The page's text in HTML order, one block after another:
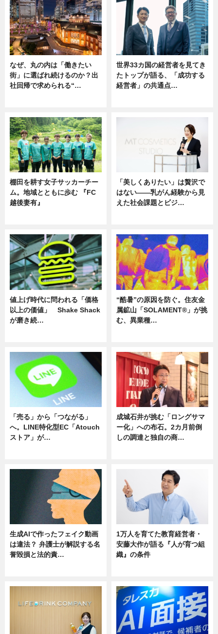
なぜ、丸の内は「働きたい
街」に選ばれ続けるのか？出
社回帰で求められる“…
世界33カ国の経営者を見てき
たトップが語る、「成功する
経営者」の共通点…
棚田を耕す女子サッカーチー
ム。地域とともに歩む 『FC
越後妻有』
「美しくありたい」は贅沢で
はない――乳がん経験から見
えた社会課題とビジ…
値上げ時代に問われる「価格
以上の価値」 Shake Shack
が磨き続…
“酷暑”の原因を防ぐ。住友金
属鉱山「SOLAMENT®」が挑
む、異業種…
「売る」から「つながる」
へ。LINE特化型EC「Atouch
ストア」が…
成城石井が挑む「ロングサマ
ー化」への布石。2カ月前倒
しの調達と独自の商…
生成AIで作ったフェイク動画
は違法？ 弁護士が解説する名
誉毀損と法的責…
1万人を育てた教育経営者・
安藤大作が語る『人が育つ組
織』の条件